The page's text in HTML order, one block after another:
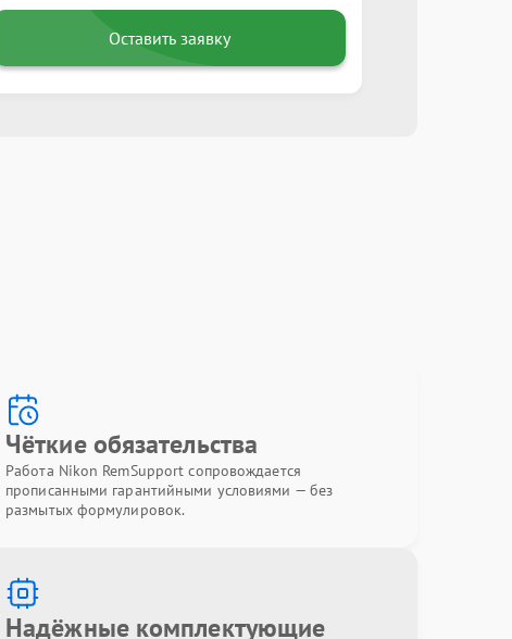
Оставить заявку
Чёткие обязательства
Работа Nikon RemSupport сопровождается
прописанными гарантийными условиями — без
размытых формулировок.
Надёжные комплектующие